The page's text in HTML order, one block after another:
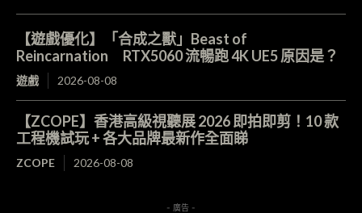
【遊戲優化】「合成之獸」Beast of
Reincarnation RTX5060 流暢跑 4K UE5 原因是？
遊戲 2026-08-08
【ZCOPE】香港高級視聽展 2026 即拍即剪！10 款
工程機試玩 + 各大品牌最新作全面睇
ZCOPE 2026-08-08
- 廣告 -